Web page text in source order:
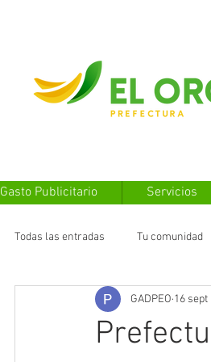
Gasto Publicitario Servicios
Todas las entradas Tu comunidad
GADPEO 16 sept